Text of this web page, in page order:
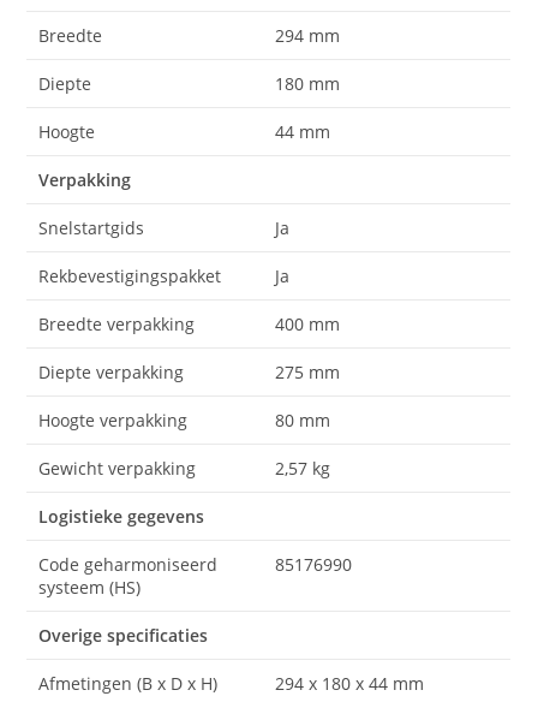
Breedte 294 mm
Diepte 180 mm
Hoogte 44 mm
Verpakking
Snelstartgids Ja
Rekbevestigingspakket Ja
Breedte verpakking 400 mm
Diepte verpakking 275 mm
Hoogte verpakking 80 mm
Gewicht verpakking 2,57 kg
Logistieke gegevens
Code geharmoniseerd
systeem (HS)
85176990
Overige specificaties
Afmetingen (B x D x H) 294 x 180 x 44 mm